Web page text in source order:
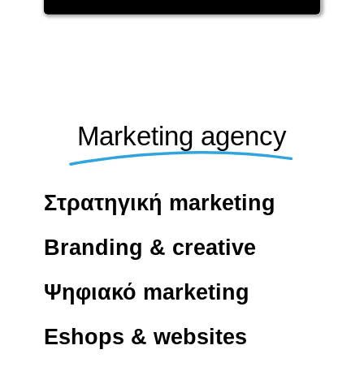
Marketing agency
Στρατηγική marketing
Branding & creative
Ψηφιακό marketing
Eshops & websites